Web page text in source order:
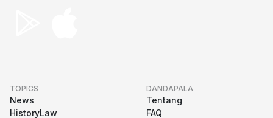
TOPICS
News
HistoryLaw
DANDAPALA
Tentang
FAQ